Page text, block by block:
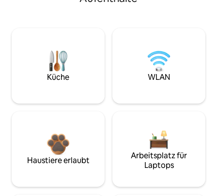
Küche WLAN
Haustiere erlaubt
Arbeitsplatz für
Laptops